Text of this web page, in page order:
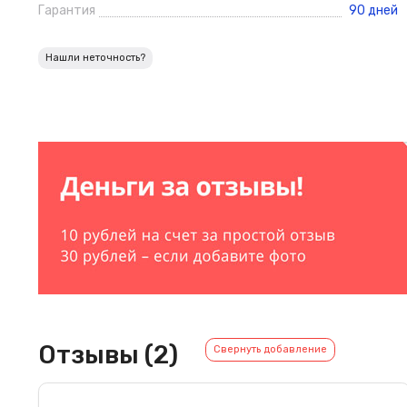
Гарантия
90 дней
Нашли неточность?
Отзывы (2) Свернуть добавление